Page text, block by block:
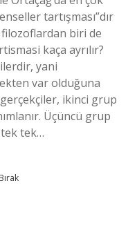
tartışması”dır
biri de
kaça ayrılır?
yani
var olduğuna
ikinci grup
Üçüncü grup
tek…